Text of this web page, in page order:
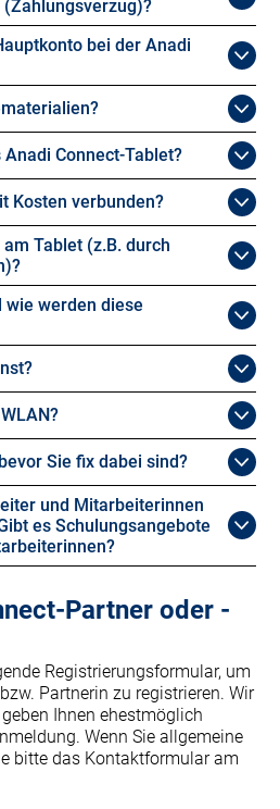
bei der Anadi
Connect-Tablet?
Kosten verbunden?
Tablet (z.B. durch
wie werden diese
Sie fix dabei sind?
und Mitarbeiterinnen
es Schulungsangebote
Partner oder -
Registrierungsformular, um
Partnerin zu registrieren. Wir
Ihnen ehestmöglich
Wenn Sie allgemeine
bitte das Kontaktformular am